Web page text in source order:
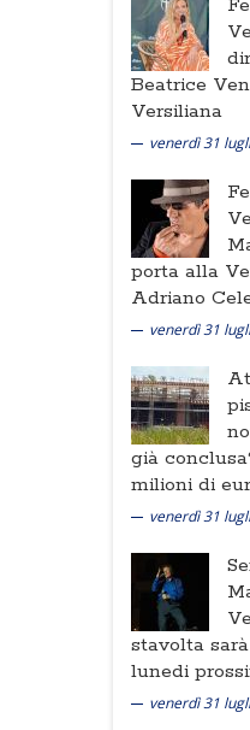
Beatrice
Versiliana
venerdì 31
porta alla
Adriano
venerdì 31
già
milioni di
venerdì 31
stavolta
lunedi
venerdì 31